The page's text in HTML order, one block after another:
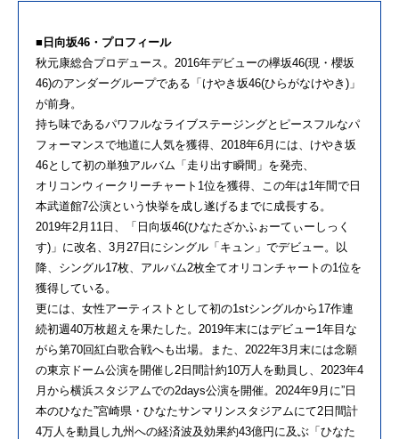
■日向坂46・プロフィール
秋元康総合プロデュース。2016年デビューの欅坂46(現・櫻坂
46)のアンダーグループである「けやき坂46(ひらがなけやき)」
が前身。
持ち味であるパワフルなライブステージングとピースフルなパ
フォーマンスで地道に人気を獲得、2018年6月には、けやき坂
46として初の単独アルバム「走り出す瞬間」を発売、
オリコンウィークリーチャート1位を獲得、この年は1年間で日
本武道館7公演という快挙を成し遂げるまでに成長する。
2019年2月11日、「日向坂46(ひなたざかふぉーてぃーしっく
す)」に改名、3月27日にシングル「キュン」でデビュー。以
降、シングル17枚、アルバム2枚全てオリコンチャートの1位を
獲得している。
更には、女性アーティストとして初の1stシングルから17作連
続初週40万枚超えを果たした。2019年末にはデビュー1年目な
がら第70回紅白歌合戦へも出場。また、2022年3月末には念願
の東京ドーム公演を開催し2日間計約10万人を動員し、2023年4
月から横浜スタジアムでの2days公演を開催。2024年9月に”日
本のひなた”宮崎県・ひなたサンマリンスタジアムにて2日間計
4万人を動員し九州への経済波及効果約43億円に及ぶ「ひなた